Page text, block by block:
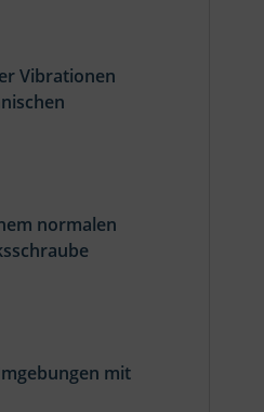
Vibrationen
normalen
mit